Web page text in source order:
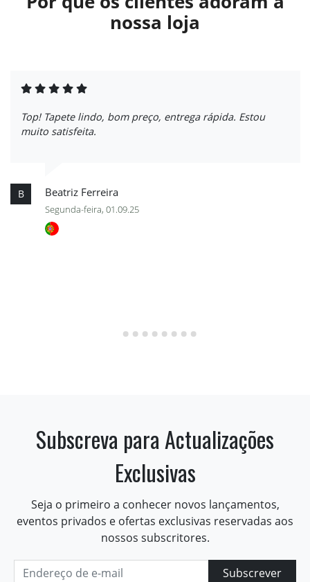
nossa loja
Top! Tapete lindo, bom preço, entrega rápida. Estou
muito satisfeita.
B Beatriz Ferreira
Segunda-feira, 01.09.25
Subscreva para Actualizações
Exclusivas
Seja o primeiro a conhecer novos lançamentos,
eventos privados e ofertas exclusivas reservadas aos
nossos subscritores.
Subscrever